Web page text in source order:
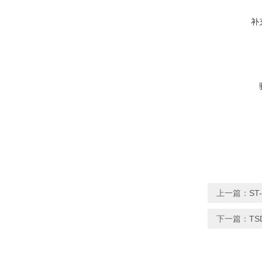
补
上一篇：
下一篇：